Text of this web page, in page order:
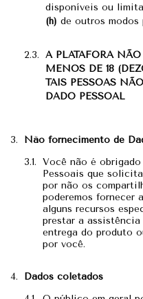
disponíveis ou
(h) de outros
A PLATAFORA
MENOS DE 18
TAIS PESSOAS
DADO PESSOAL
Não fornecimento de
Você não é
Pessoais que
por não os
poderemos fornecer
alguns recursos
prestar a
entrega do produto
por você.
Dados coletados